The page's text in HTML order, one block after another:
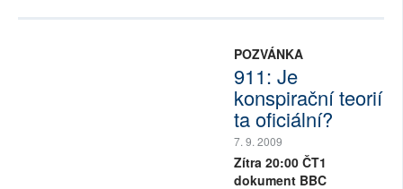
POZVÁNKA
911: Je
konspirační teorií
ta oficiální?
7. 9. 2009
Zítra 20:00 ČT1
dokument BBC